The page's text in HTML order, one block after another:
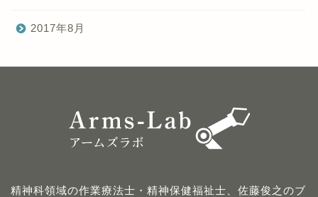
2017年8月
精神科領域の作業療法士・精神保健福祉士、佐藤俊之のブ